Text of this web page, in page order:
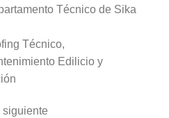
Técnico de Sika
Técnico,
Edilicio y
siguiente